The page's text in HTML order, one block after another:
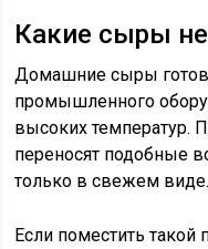
Какие сыры
Домашние сыры
промышленного
высоких температур.
переносят подобные
только в свежем виде.
Если поместить такой